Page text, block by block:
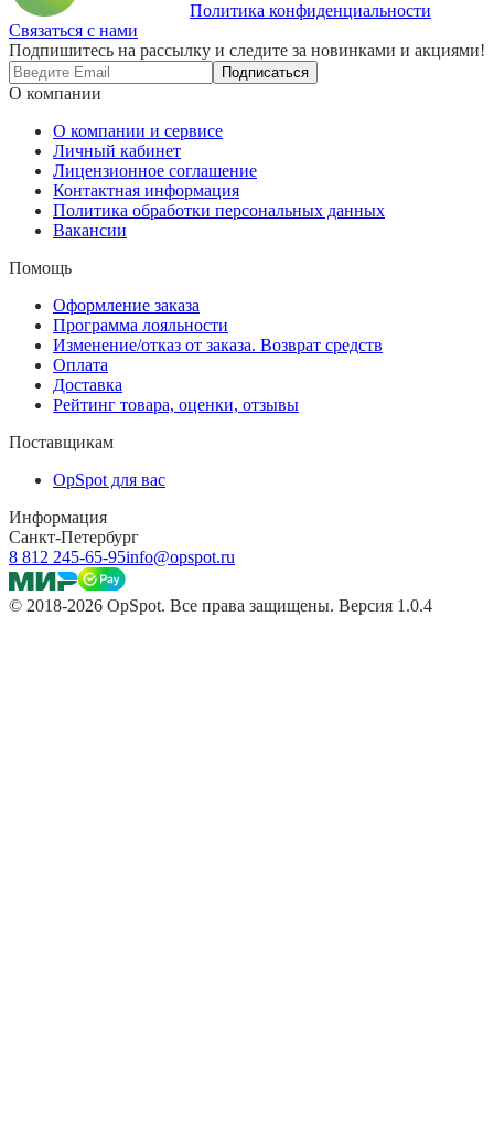
Политика конфиденциальности
Связаться с нами
Подпишитесь на рассылку и следите за новинками и акциями!
Подписаться
О компании
О компании и сервисе
Личный кабинет
Лицензионное соглашение
Контактная информация
Политика обработки персональных данных
Вакансии
Помощь
Оформление заказа
Программа лояльности
Изменение/отказ от заказа. Возврат средств
Оплата
Доставка
Рейтинг товара, оценки, отзывы
Поставщикам
OpSpot для вас
Информация
Санкт-Петербург
8 812 245-65-95info@opspot.ru
© 2018-2026 OpSpot. Все права защищены. Версия 1.0.4